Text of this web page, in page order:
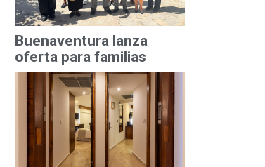
Buenaventura lanza
oferta para familias